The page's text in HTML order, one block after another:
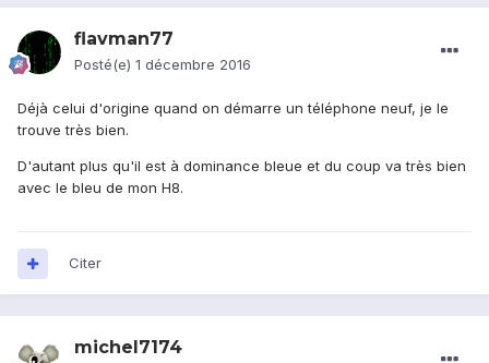
flavman77
Posté(e) 1 décembre 2016
Déjà celui d'origine quand on démarre un téléphone neuf, je le
trouve très bien.
D'autant plus qu'il est à dominance bleue et du coup va très bien
avec le bleu de mon H8.
Citer
michel7174